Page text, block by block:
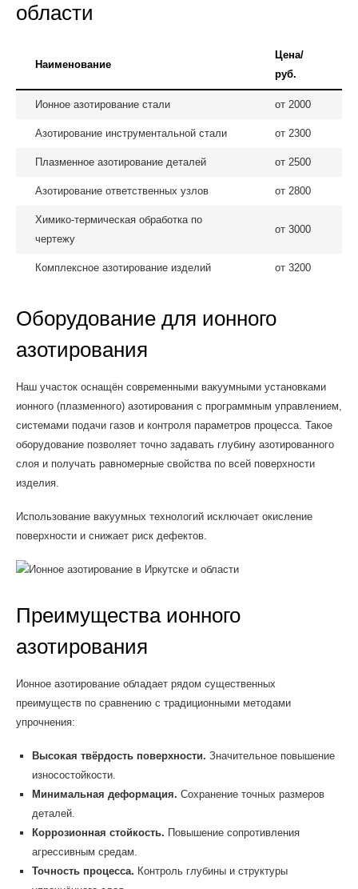
области
Наименование
Цена/
руб.
Ионное азотирование стали от 2000
Азотирование инструментальной стали от 2300
Плазменное азотирование деталей от 2500
Азотирование ответственных узлов от 2800
Химико-термическая обработка по
чертежу
от 3000
Комплексное азотирование изделий от 3200
Оборудование для ионного
азотирования
Наш участок оснащён современными вакуумными установками
ионного (плазменного) азотирования с программным управлением,
системами подачи газов и контроля параметров процесса. Такое
оборудование позволяет точно задавать глубину азотированного
слоя и получать равномерные свойства по всей поверхности
изделия.
Использование вакуумных технологий исключает окисление
поверхности и снижает риск дефектов.
Преимущества ионного
азотирования
Ионное азотирование обладает рядом существенных
преимуществ по сравнению с традиционными методами
упрочнения:
Высокая твёрдость поверхности. Значительное повышение
износостойкости.
Минимальная деформация. Сохранение точных размеров
деталей.
Коррозионная стойкость. Повышение сопротивления
агрессивным средам.
Точность процесса. Контроль глубины и структуры